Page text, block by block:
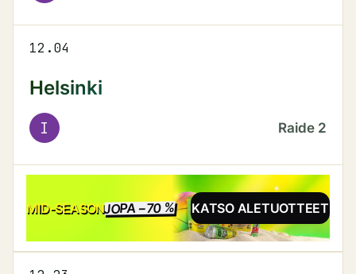
12.04
Helsinki
I Raide 2
MID-SEASONJOPA −70 %ALEKATSO ALETUOTTEET